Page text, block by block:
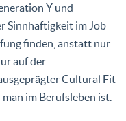
Y und
Sinnhaftigkeit im Job
finden, anstatt nur
auf der
Cultural Fit
im Berufsleben ist.